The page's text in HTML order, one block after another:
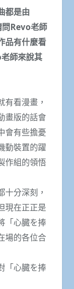
都是由
Revo老師
品有什麼看
師來說其
有看漫畫，
畫版的話會
會有些擔憂
動裝置的躍
作組的領悟
十分深刻，
現在正正是
「心臓を捧
場的各位合
「心臓を捧